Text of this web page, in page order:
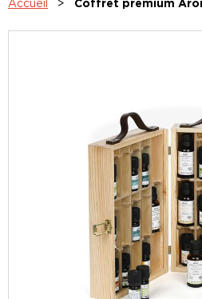
Accueil Coffret premium